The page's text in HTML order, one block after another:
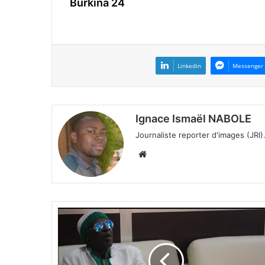
Burkina 24
Linkedin Messenger
Ignace Ismaël NABOLE
Journaliste reporter d'images (JRI).
te
F